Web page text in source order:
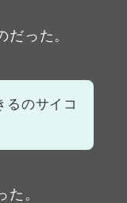
った。
るのサイコ
。